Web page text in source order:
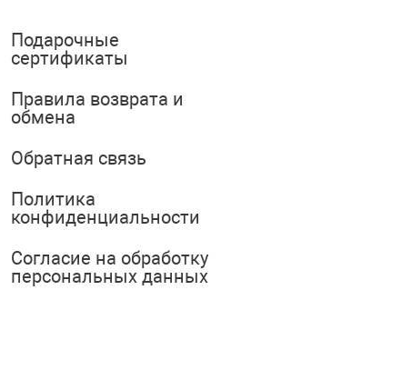
Подарочные
сертификаты
Правила возврата и
обмена
Обратная связь
Политика
конфиденциальности
Согласие на обработку
персональных данных